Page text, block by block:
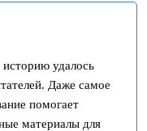
удалось
Даже самое
помогает
материалы для